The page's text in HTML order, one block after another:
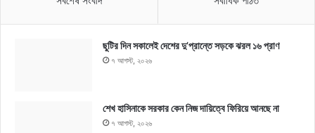
ছুটির দিন সকালেই দেশের দু’প্রান্তে সড়কে ঝরল ১৬ প্রাণ
৭ আগস্ট, ২০২৬
শেখ হাসিনাকে সরকার কেন নিজ দায়িত্বে ফিরিয়ে আনছে না
৭ আগস্ট, ২০২৬